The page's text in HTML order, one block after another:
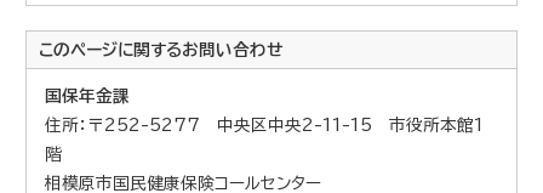
このページに関するお問い合わせ
国保年金課
住所：〒252-5277 中央区中央2-11-15 市役所本館1
階
相模原市国民健康保険コールセンター